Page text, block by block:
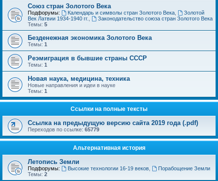
Cоюз стран Золотого Века
Подфорумы: Календарь и символы стран Золотого Века,
Золотой
Век Латвии 1934-1940 гг.
Законодательство союза стран Золотого Века
Темы: 5
Безденежная экономика Золотого Века
Темы: 1
Реэмиграция в бывшие страны СССР
Темы: 1
Новая наука, медицина, техника
Новые направления и идеи в науке
Темы: 1
Ссылки на полные тексты
Ссылка на предыдущую версию сайта 2019 года (.pdf)
Переходов по ссылке: 65779
Альтернативная история
Летопись Земли
Подфорумы: Высокие технологии 16-19 веков,
Порабощение Земли
Темы: 2